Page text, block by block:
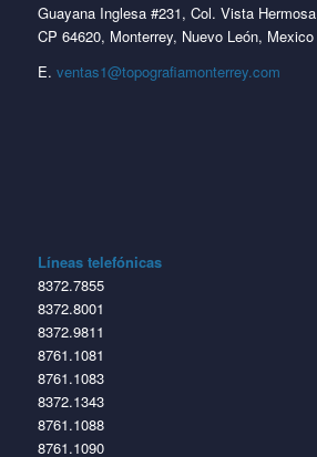
Guayana Inglesa #231, Col. Vista Hermosa
CP 64620, Monterrey, Nuevo León, Mexico
E. ventas1@topografiamonterrey.com
Líneas telefónicas
8372.7855
8372.8001
8372.9811
8761.1081
8761.1083
8372.1343
8761.1088
8761.1090